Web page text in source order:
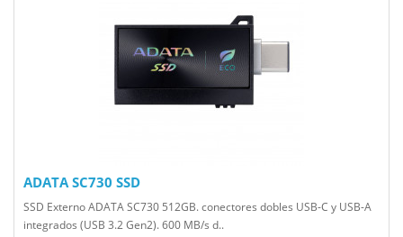
ADATA SC730 SSD
SSD Externo ADATA SC730 512GB. conectores dobles USB-C y USB-A
integrados (USB 3.2 Gen2). 600 MB/s d..